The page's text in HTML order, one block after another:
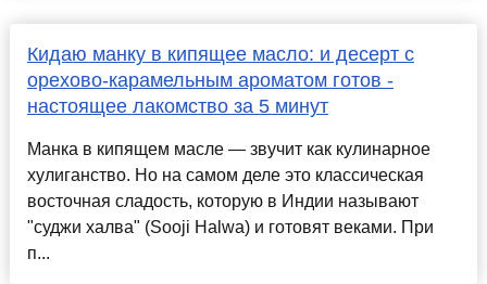
Кидаю манку в кипящее масло: и десерт с
орехово-карамельным ароматом готов -
настоящее лакомство за 5 минут
Манка в кипящем масле — звучит как кулинарное
хулиганство. Но на самом деле это классическая
восточная сладость, которую в Индии называют
"суджи халва" (Sooji Halwa) и готовят веками. При
п...